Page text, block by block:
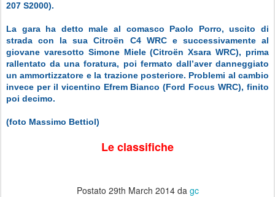
207 S2000).
La gara ha detto male al comasco Paolo Porro, uscito di
strada con la sua Citroën C4 WRC e successivamente al
giovane varesotto Simone Miele (Citroën Xsara WRC), prima
rallentato da una foratura, poi fermato dall’aver danneggiato
un ammortizzatore e la trazione posteriore. Problemi al cambio
invece per il vicentino Efrem Bianco (Ford Focus WRC), finito
poi decimo.
(foto Massimo Bettiol)
Le classifiche
Postato 29th March 2014da gc